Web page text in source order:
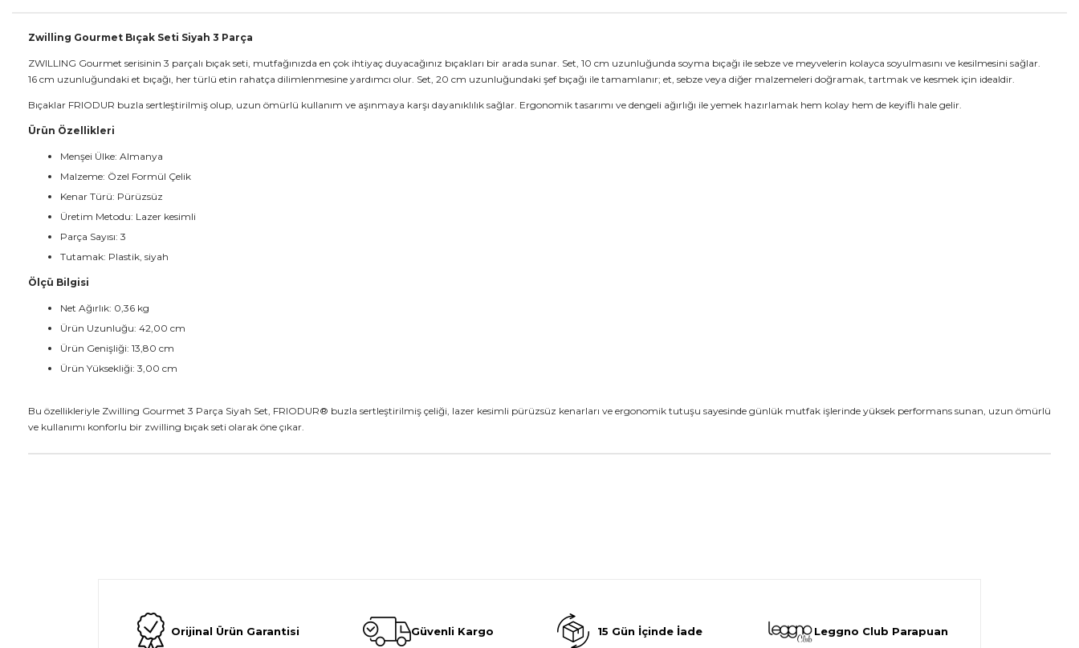
Zwilling Gourmet Bıçak Seti Siyah 3 Parça
ZWILLING Gourmet serisinin 3 parçalı bıçak seti, mutfağınızda en çok ihtiyaç duyacağınız bıçakları bir arada sunar. Set, 10 cm uzunluğunda soyma bıçağı ile sebze ve meyvelerin kolayca soyulmasını ve kesilmesini sağlar.
16 cm uzunluğundaki et bıçağı, her türlü etin rahatça dilimlenmesine yardımcı olur. Set, 20 cm uzunluğundaki şef bıçağı ile tamamlanır; et, sebze veya diğer malzemeleri doğramak, tartmak ve kesmek için idealdir.
Bıçaklar FRIODUR buzla sertleştirilmiş olup, uzun ömürlü kullanım ve aşınmaya karşı dayanıklılık sağlar. Ergonomik tasarımı ve dengeli ağırlığı ile yemek hazırlamak hem kolay hem de keyifli hale gelir.
Ürün Özellikleri
Menşei Ülke: Almanya
Malzeme: Özel Formül Çelik
Kenar Türü: Pürüzsüz
Üretim Metodu: Lazer kesimli
Parça Sayısı: 3
Tutamak: Plastik, siyah
Ölçü Bilgisi
Net Ağırlık: 0,36 kg
Ürün Uzunluğu: 42,00 cm
Ürün Genişliği: 13,80 cm
Ürün Yüksekliği: 3,00 cm
Bu özellikleriyle Zwilling Gourmet 3 Parça Siyah Set, FRIODUR® buzla sertleştirilmiş çeliği, lazer kesimli pürüzsüz kenarları ve ergonomik tutuşu sayesinde günlük mutfak işlerinde yüksek performans sunan, uzun ömürlü
ve kullanımı konforlu bir zwilling bıçak seti olarak öne çıkar.
Orijinal Ürün Garantisi Güvenli Kargo 15 Gün İçinde İade Leggno Club Parapuan